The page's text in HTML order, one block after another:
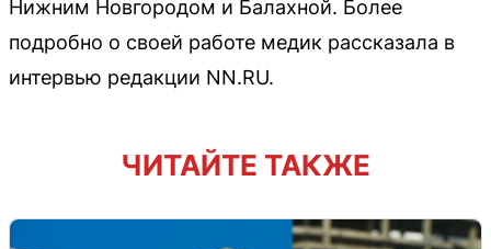
Нижним Новгородом и Балахной. Более
подробно о своей работе медик рассказала в
интервью редакции NN.RU.
ЧИТАЙТЕ ТАКЖЕ